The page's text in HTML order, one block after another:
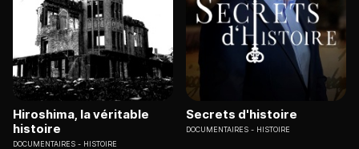
Hiroshima, la véritable
histoire
DOCUMENTAIRES HISTOIRE
Secrets d'histoire
DOCUMENTAIRES HISTOIRE